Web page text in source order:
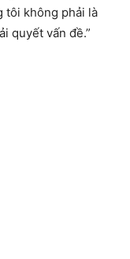
tôi không phải là
quyết vấn đề.”